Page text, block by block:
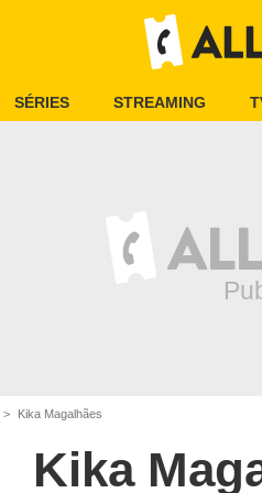
SÉRIES STREAMING
Kika Magalhães
Kika